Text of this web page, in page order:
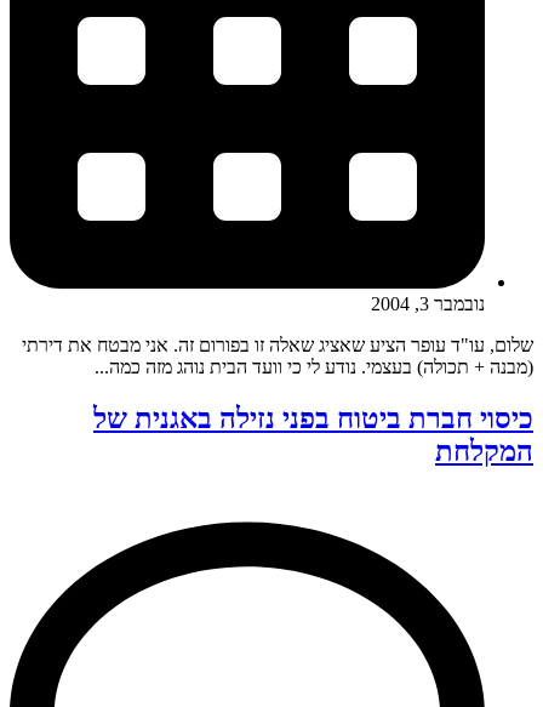
נובמבר 3, 2004
שלום, עו"ד עופר הציע שאציג שאלה זו בפורום זה. אני מבטח את דירתי
(מבנה + תכולה) בעצמי. נודע לי כי וועד הבית נוהג מזה כמה...
כיסוי חברת ביטוח בפני נזילה באגנית של
המקלחת